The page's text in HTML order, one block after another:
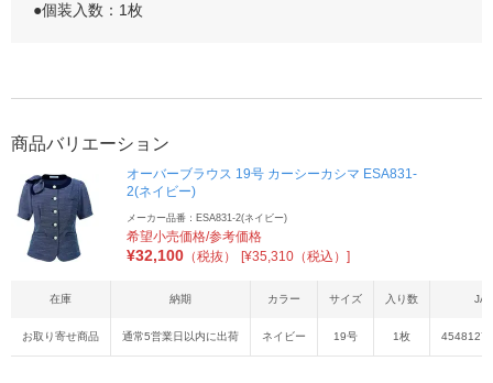
●個装入数：1枚
商品バリエーション
オーバーブラウス 19号 カーシーカシマ ESA831-
2(ネイビー)
メーカー品番：ESA831-2(ネイビー)
希望小売価格/参考価格
¥32,100 （税抜） [¥35,310（税込）]
在庫 納期 カラー サイズ 入り数
お取り寄せ商品 通常5営業日以内に出荷 ネイビー 19号 1枚